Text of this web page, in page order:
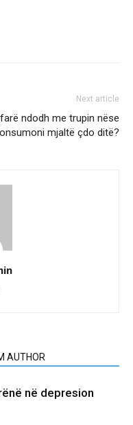
Next article
ndodh me trupin nëse
mjaltë çdo ditë?
AUTHOR
në depresion